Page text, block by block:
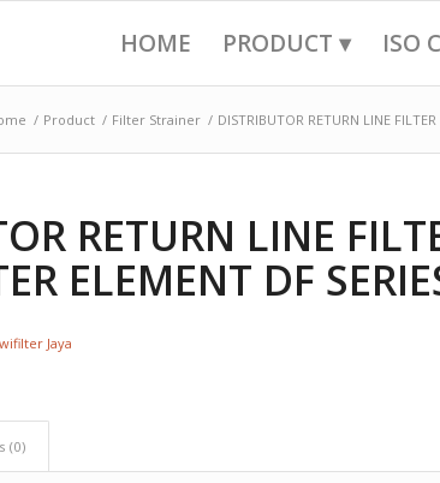
HOME PRODUCT ▾ ISO
/ Product / Filter Strainer / DISTRIBUTOR RETURN LINE
RETURN LINE
ELEMENT DF
Jaya
(0)